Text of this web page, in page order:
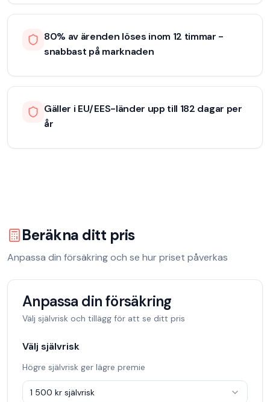
80% av ärenden löses inom 12 timmar -
snabbast på marknaden
Gäller i EU/EES-länder upp till 182 dagar per
år
Beräkna ditt pris
Anpassa din försäkring och se hur priset påverkas
Anpassa din försäkring
Välj självrisk och tillägg för att se ditt pris
Välj självrisk
Högre självrisk ger lägre premie
1 500 kr självrisk